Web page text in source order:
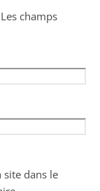
Les champs
dans le